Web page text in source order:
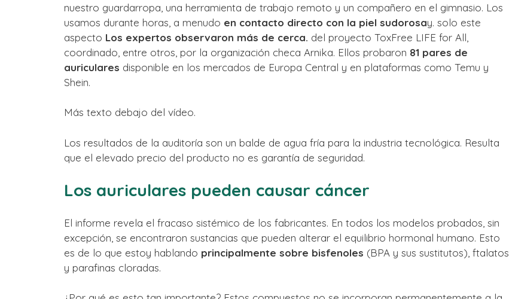
nuestro guardarropa, una herramienta de trabajo remoto y un compañero en el gimnasio. Los
usamos durante horas, a menudo en contacto directo con la piel sudorosay. solo este
aspecto Los expertos observaron más de cerca. del proyecto ToxFree LIFE for All,
coordinado, entre otros, por la organización checa Arnika. Ellos probaron 81 pares de
auriculares disponible en los mercados de Europa Central y en plataformas como Temu y
Shein.
Más texto debajo del vídeo.
Los resultados de la auditoría son un balde de agua fría para la industria tecnológica. Resulta
que el elevado precio del producto no es garantía de seguridad.
Los auriculares pueden causar cáncer
El informe revela el fracaso sistémico de los fabricantes. En todos los modelos probados, sin
excepción, se encontraron sustancias que pueden alterar el equilibrio hormonal humano. Esto
es de lo que estoy hablando principalmente sobre bisfenoles (BPA y sus sustitutos), ftalatos
y parafinas cloradas.